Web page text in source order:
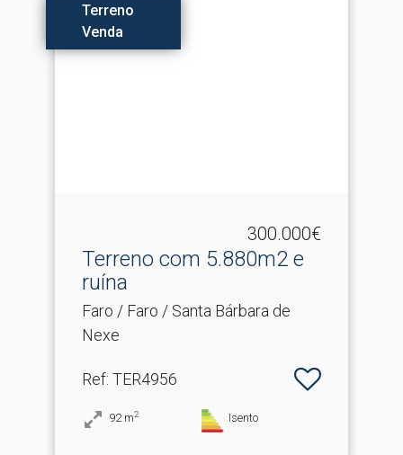
Terreno
Venda
300.000€
Terreno com 5.​880m2 e
ruína
Faro / Faro / Santa Bárbara de
Nexe
Ref: TER4956
92 m2 Isento